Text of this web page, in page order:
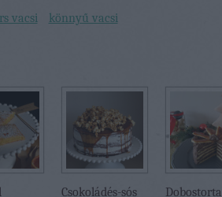
vacsi könnyű vacsi
Csokoládés-sós
Dobostorta